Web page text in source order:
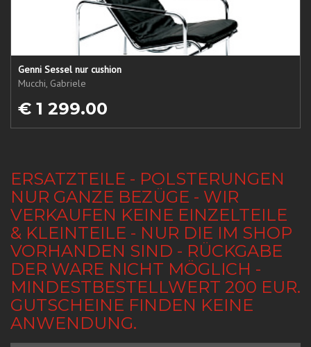
Genni Sessel nur cushion
Mucchi, Gabriele
€ 1 299.00
ERSATZTEILE - POLSTERUNGEN
NUR GANZE BEZÜGE - WIR
VERKAUFEN KEINE EINZELTEILE
& KLEINTEILE - NUR DIE IM SHOP
VORHANDEN SIND - RÜCKGABE
DER WARE NICHT MÖGLICH -
MINDESTBESTELLWERT 200 EUR.
GUTSCHEINE FINDEN KEINE
ANWENDUNG.